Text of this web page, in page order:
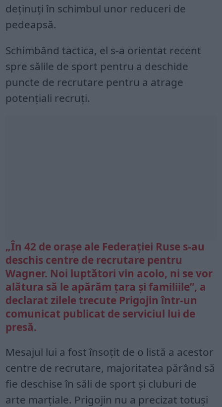
deţinuţi în schimbul unor reduceri de
pedeapsă.
Schimbând tactica, el s-a orientat recent
spre sălile de sport pentru a deschide
puncte de recrutare pentru a atrage
potenţiali recruţi.
„În 42 de oraşe ale Federaţiei Ruse s-au
deschis centre de recrutare pentru
Wagner. Noi luptători vin acolo, ni se vor
alătura să le apărăm ţara şi familiile”, a
declarat zilele trecute Prigojin într-un
comunicat publicat de serviciul lui de
presă.
Mesajul lui a fost însoţit de o listă a acestor
centre de recrutare, majoritatea părând să
fie deschise în săli de sport şi cluburi de
arte marţiale. Prigojin nu a precizat totuşi